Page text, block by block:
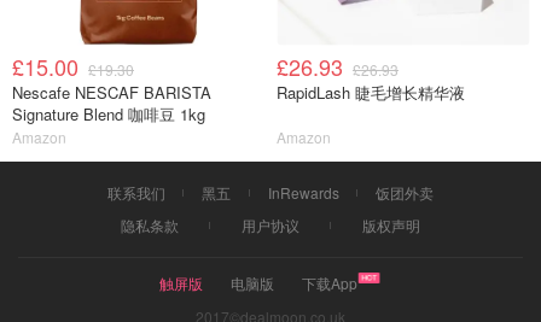
£15.00 £19.30
Nescafe NESCAF BARISTA
Signature Blend 咖啡豆 1kg
Amazon
£26.93 £26.93
RapidLash 睫毛增长精华液
Amazon
联系我们 黑五 InRewards
饭团外卖
隐私条款
用户协议 版权声明
触屏版 电脑版
下载App
2017©dealmoon.co.uk